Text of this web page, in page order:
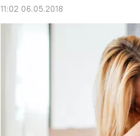
11:02 06.05.2018